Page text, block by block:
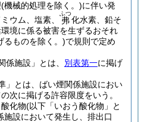
(機械的処理を除く。)に伴い発
ウム、塩素、
弗
ふつ
化水素、鉛そ
境に係る被害を生ずるおそれ
るものを除く。)で規則で定め
係施設」とは、 別表第一に掲げ
」とは、ばい煙関係施設におい
次に掲げる許容限度をいう。
化物(以下「いおう酸化物」と
施設において発生し、排出口